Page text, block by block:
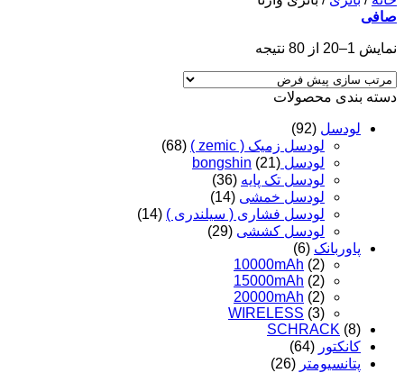
صافی
نمایش 1–20 از 80 نتیجه
دسته‌ بندی محصولات
لودسل (92)
لودسل زمیک ( zemic )
(68)
لودسل bongshin (21)
لودسل تک پایه (36)
لودسل خمشی (14)
لودسل فشاری ( سیلندری ) (14)
لودسل کششی (29)
پاوربانک (6)
10000mAh (2)
15000mAh (2)
20000mAh (2)
WIRELESS (3)
SCHRACK (8)
کانکتور (64)
پتانسیومتر (26)